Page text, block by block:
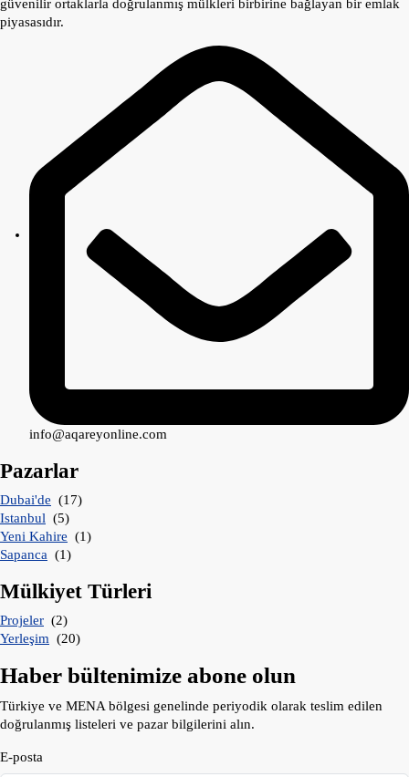
güvenilir ortaklarla doğrulanmış mülkleri birbirine bağlayan bir emlak
piyasasıdır.
info@aqareyonline.com
Pazarlar
Dubai'de (17)
Istanbul (5)
Yeni Kahire (1)
Sapanca (1)
Mülkiyet Türleri
Projeler (2)
Yerleşim (20)
Haber bültenimize abone olun
Türkiye ve MENA bölgesi genelinde periyodik olarak teslim edilen
doğrulanmış listeleri ve pazar bilgilerini alın.
E-posta